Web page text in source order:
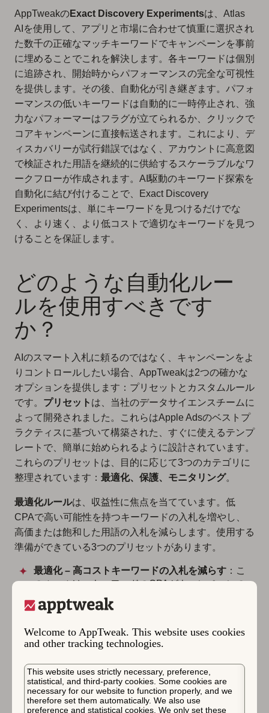
Welcome to AppTweak. This website uses cookies
and other tracking technologies.
This website uses strictly necessary, preference,
statistical, and third-party cookies. Some cookies are
necessary for our website to function properly, and we
therefore set them automatically. We also use
preference and statistical cookies. We only set these
AppTweakのExact Discovery Experimentsは、Atlas
AIを使用して、アプリと市場に合わせて慎重に選択され
た数千の正確なマッチキーワードでキャンペーンを事前
に埋めることでこれを解決します。各キーワードは個別
に追跡され、開始時からパフォーマンスの完全な可視性
を提供します。その後、自動化が引き継ぎます。パフォ
ーマンスの低いキーワードは自動的に一時停止され、強
力なパフォーマーはフラグが立てられるか、クリックで
コアキャンペーンに直接転送されます。これにより、デ
ィスカバリーが試行錯誤ではなく、アカウントに高意図
で検証された用語を継続的に供給するスケーラブルなワ
ークフローが作成されます。AI駆動のキーワード探索を
自動化に結び付けることで、Exact Discovery
Experimentsは、単にキーワードを見つけるだけでな
く、より速く、より低コストで適切なキーワードを見つ
けることを保証します。
どのような自動化ルー
ルを使用すべきです
か？
AIのスマート入札に頼るのではなく、キャンペーンをよ
りコントロールしたい場合、AppTweakは2つの確かな
オプションを提供します：プリセットとカスタムルール
です。 プリセット は、当社のデータサイエンスチームに
よって開発されました。これらはApple Adsのベストプ
ラクティスに基づいて構築された、すぐに使えるテンプ
レートで、簡単に始められるように設計されています。
これらのプリセットは、目的に応じて3つのカテゴリに
整理されています： 最適化、保護、モニタリング。
最適化ルールは、収益性に焦点を当てています。低
CPAで高い可能性を持つキーワードの入札を増やし、
高価または飽和した用語の入札を減らします。使用する
準備ができている3つのプリセットがあります。
最適化 – 高コストキーワードの入札を減らす ：こ
のルールは、キーワードのCPAがキャンペーンの
平均を大幅に超える場合に、キーワードの入札を
10%減らします。
ードに偏らせないために、このルールは高コストの
キーワードを特定し、コストパーアクイジション
（CPA）が高すぎる場合にその入札を減らしま
す。
最適化 – 高い可能性を持つキーワードの入札を増